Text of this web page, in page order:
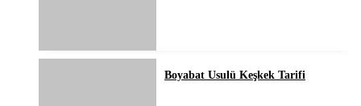
Boyabat Usulü Keşkek Tarifi